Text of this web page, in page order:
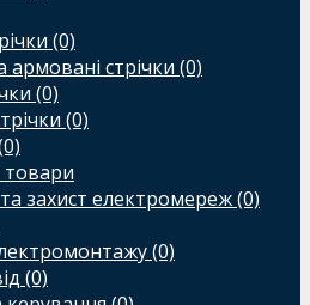
(0)
армовані стрічки (0)
(0)
(0)
товари
захист електромереж (0)
(0)
(0)